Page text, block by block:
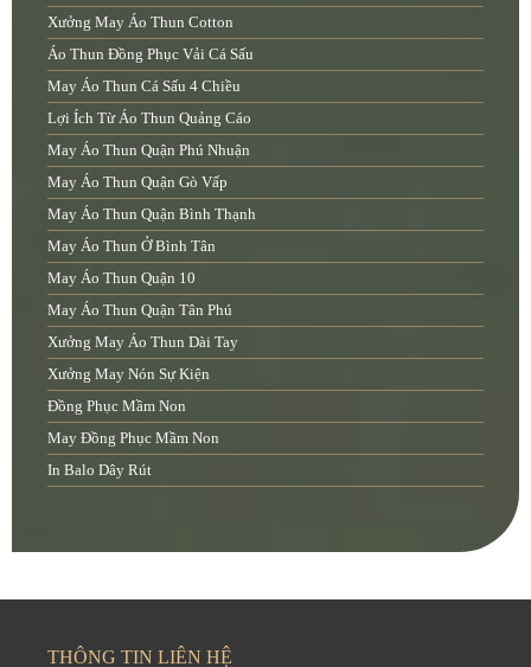
Xưởng May Áo Thun Cotton
Áo Thun Đồng Phục Vải Cá Sấu
May Áo Thun Cá Sấu 4 Chiều
Lợi Ích Từ Áo Thun Quảng Cáo
May Áo Thun Quận Phú Nhuận
May Áo Thun Quận Gò Vấp
May Áo Thun Quận Bình Thạnh
May Áo Thun Ở Bình Tân
May Áo Thun Quận 10
May Áo Thun Quận Tân Phú
Xưởng May Áo Thun Dài Tay
Xưởng May Nón Sự Kiện
Đồng Phục Mầm Non
May Đồng Phục Mầm Non
In Balo Dây Rút
THÔNG TIN LIÊN HỆ